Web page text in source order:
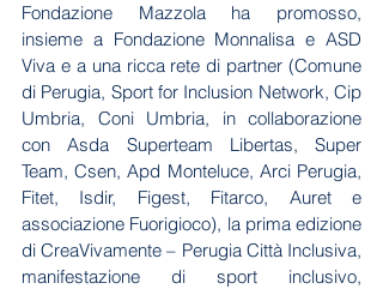
Fondazione Mazzola ha promosso,
insieme a Fondazione Monnalisa e ASD
Viva e a una ricca rete di partner (Comune
di Perugia, Sport for Inclusion Network, Cip
Umbria, Coni Umbria, in collaborazione
con Asda Superteam Libertas, Super
Team, Csen, Apd Monteluce, Arci Perugia,
Fitet, Isdir, Figest, Fitarco, Auret e
associazione Fuorigioco), la prima edizione
di CreaVivamente – Perugia Città Inclusiva,
manifestazione di sport inclusivo,